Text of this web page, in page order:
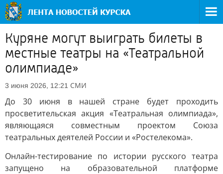
Куряне могут выиграть билеты в
местные театры на «Театральной
олимпиаде»
3 июня 2026, 12:21 СМИ
До 30 июня в нашей стране будет проходить
просветительская акция «Театральная олимпиада»,
являющаяся совместным проектом Союза
театральных деятелей России и «Ростелекома».
Онлайн-тестирование по истории русского театра
запущено на образовательной платформе